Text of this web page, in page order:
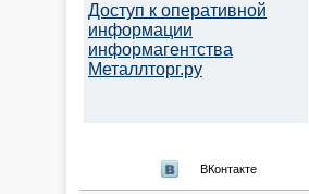
Доступ к оперативной
информации
информагентства
Металлторг.ру
ВКонтакте